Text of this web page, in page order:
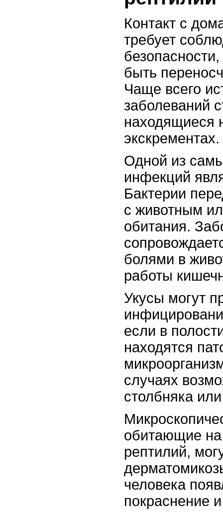
Контакт с
требует
быть
Чаще всего
заболеваний
находящиеся
экскрементах.
Одной из
инфекций
Бактерии
с животным
обитания.
болями в
работы
Укусы могут
если в
находятся
случаях
столбняка
обитающие на
рептилий,
человека
покраснение